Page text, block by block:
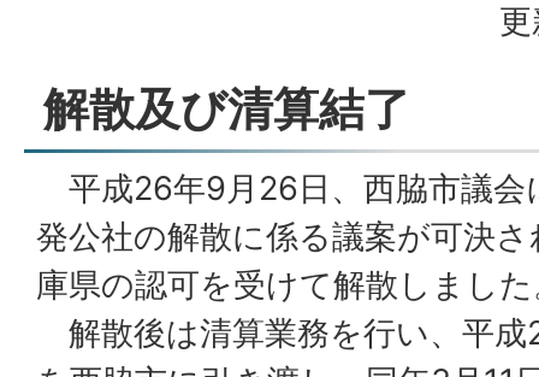
解散及び清算結了
平成26年9月26日、西脇市議会
発公社の解散に係る議案が可決
庫県の認可を受けて解散しまし
解散後は清算業務を行い、平